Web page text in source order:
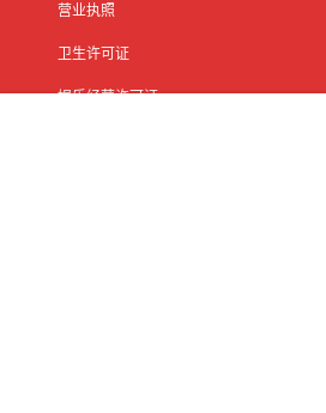
营业执照
卫生许可证
娱乐经营许可证